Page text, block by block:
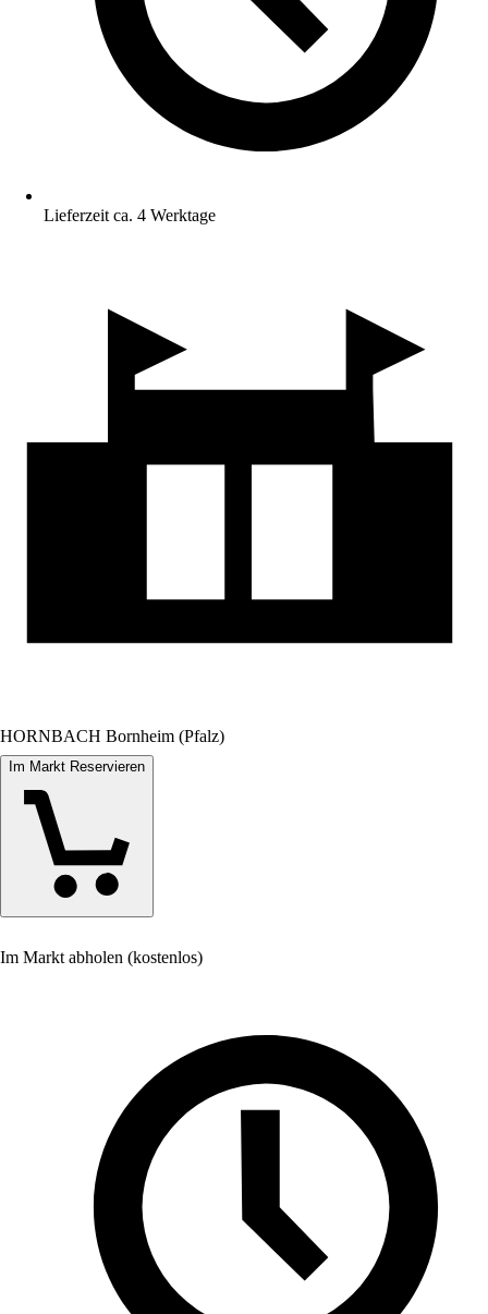
Lieferzeit ca. 4 Werktage
HORNBACH Bornheim (Pfalz)
Im Markt Reservieren
Im Markt abholen (kostenlos)